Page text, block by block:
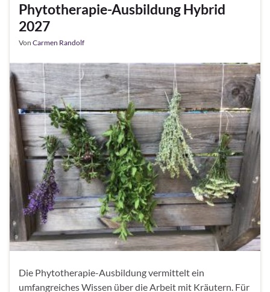
Phytotherapie-Ausbildung Hybrid
2027
Von Carmen Randolf
Die Phytotherapie-Ausbildung vermittelt ein
umfangreiches Wissen über die Arbeit mit Kräutern. Für